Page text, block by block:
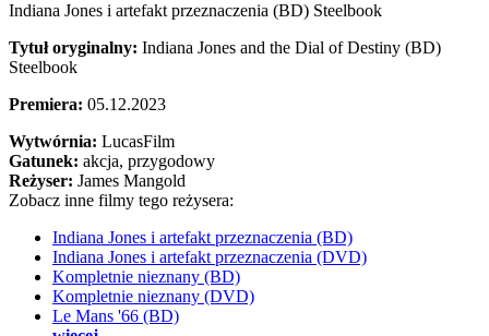
Indiana Jones i artefakt przeznaczenia (BD) Steelbook
Tytuł oryginalny: Indiana Jones and the Dial of Destiny (BD)
Steelbook
Premiera: 05.12.2023
Wytwórnia: LucasFilm
Gatunek: akcja, przygodowy
Reżyser: James Mangold
Zobacz inne filmy tego reżysera:
Indiana Jones i artefakt przeznaczenia (BD)
Indiana Jones i artefakt przeznaczenia (DVD)
Kompletnie nieznany (BD)
Kompletnie nieznany (DVD)
Le Mans '66 (BD)